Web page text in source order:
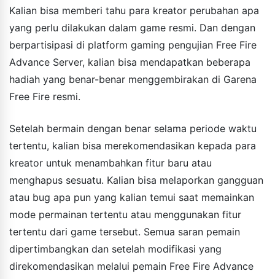
Kalian bisa memberi tahu para kreator perubahan apa
yang perlu dilakukan dalam game resmi. Dan dengan
berpartisipasi di platform gaming pengujian Free Fire
Advance Server, kalian bisa mendapatkan beberapa
hadiah yang benar-benar menggembirakan di Garena
Free Fire resmi.
Setelah bermain dengan benar selama periode waktu
tertentu, kalian bisa merekomendasikan kepada para
kreator untuk menambahkan fitur baru atau
menghapus sesuatu. Kalian bisa melaporkan gangguan
atau bug apa pun yang kalian temui saat memainkan
mode permainan tertentu atau menggunakan fitur
tertentu dari game tersebut. Semua saran pemain
dipertimbangkan dan setelah modifikasi yang
direkomendasikan melalui pemain Free Fire Advance